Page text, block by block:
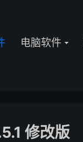
电脑软件
修改版